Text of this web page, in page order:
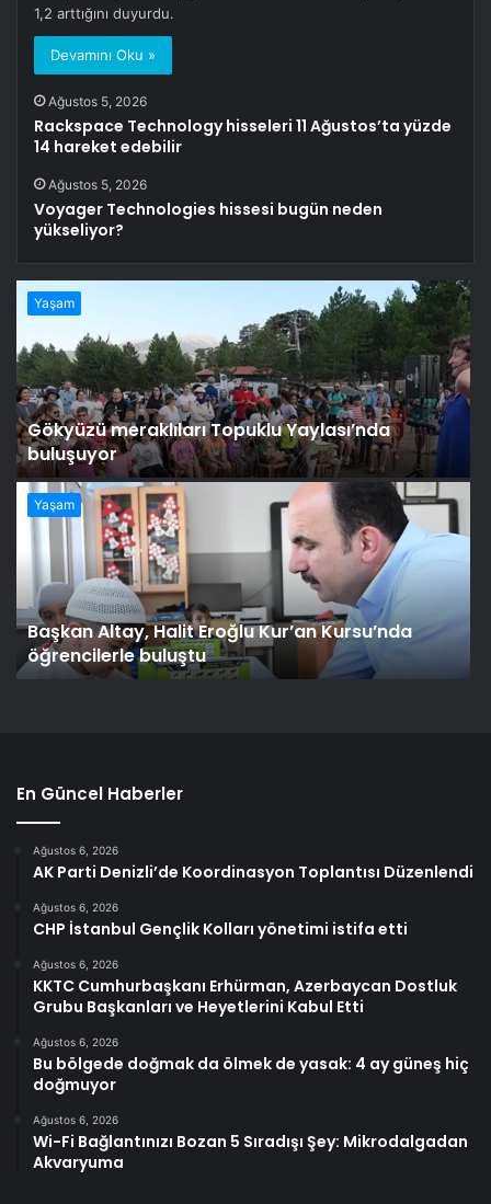
1,2 arttığını duyurdu.
Devamını Oku »
Ağustos 5, 2026
Rackspace Technology hisseleri 11 Ağustos’ta yüzde
14 hareket edebilir
Ağustos 5, 2026
Voyager Technologies hissesi bugün neden
yükseliyor?
Yaşam
Gökyüzü meraklıları Topuklu Yaylası’nda
buluşuyor
Yaşam
Başkan Altay, Halit Eroğlu Kur’an Kursu’nda
öğrencilerle buluştu
En Güncel Haberler
Ağustos 6, 2026
AK Parti Denizli’de Koordinasyon Toplantısı Düzenlendi
Ağustos 6, 2026
CHP İstanbul Gençlik Kolları yönetimi istifa etti
Ağustos 6, 2026
KKTC Cumhurbaşkanı Erhürman, Azerbaycan Dostluk
Grubu Başkanları ve Heyetlerini Kabul Etti
Ağustos 6, 2026
Bu bölgede doğmak da ölmek de yasak: 4 ay güneş hiç
doğmuyor
Ağustos 6, 2026
Wi-Fi Bağlantınızı Bozan 5 Sıradışı Şey: Mikrodalgadan
Akvaryuma